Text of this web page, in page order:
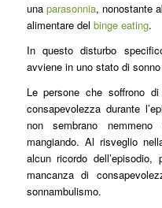
una parasonnia, nonostante
alimentare del binge eating.
In questo disturbo
avviene in uno stato di
Le persone che soffrono
consapevolezza durante
non sembrano
mangiando. Al risveglio
alcun ricordo
mancanza di
sonnambulismo.